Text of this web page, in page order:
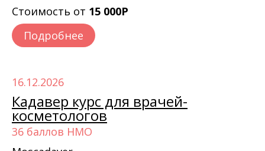
Стоимость от 15 000Р
Подробнее
16.12.2026
Кадавер курс для врачей-
косметологов
36 баллов НМО